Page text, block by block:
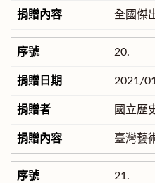
全國傑
20.
2021/
國立歷
臺灣藝
21.